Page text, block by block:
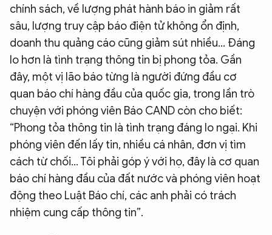
chính sách, về lượng phát hành báo in giảm rất
sâu, lượng truy cập báo điện tử không ổn định,
doanh thu quảng cáo cũng giảm sút nhiều... Đáng
lo hơn là tình trạng thông tin bị phong tỏa. Gần
đây, một vị lão báo từng là người đứng đầu cơ
quan báo chí hàng đầu của quốc gia, trong lần trò
chuyện với phóng viên Báo CAND còn cho biết:
“Phong tỏa thông tin là tình trạng đáng lo ngại. Khi
phóng viên đến lấy tin, nhiều cá nhân, đơn vị tìm
cách từ chối... Tôi phải góp ý với họ, đây là cơ quan
báo chí hàng đầu của đất nước và phóng viên hoạt
động theo Luật Báo chí, các anh phải có trách
nhiệm cung cấp thông tin”.